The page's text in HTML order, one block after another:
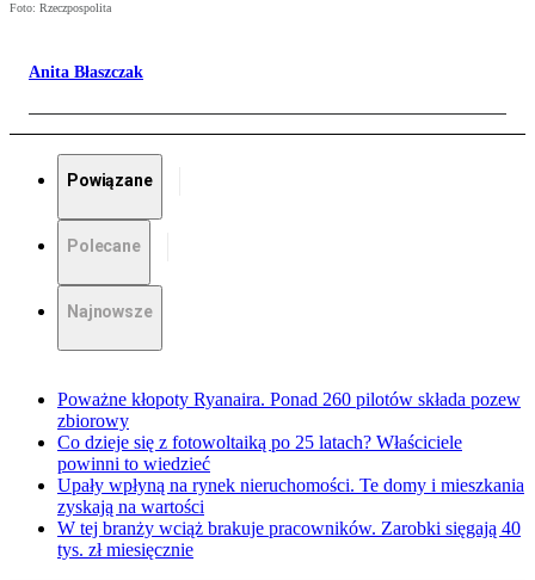
Foto: Rzeczpospolita
Anita Błaszczak
Powiązane
Polecane
Najnowsze
Poważne kłopoty Ryanaira. Ponad 260 pilotów składa pozew
zbiorowy
Co dzieje się z fotowoltaiką po 25 latach? Właściciele
powinni to wiedzieć
Upały wpłyną na rynek nieruchomości. Te domy i mieszkania
zyskają na wartości
W tej branży wciąż brakuje pracowników. Zarobki sięgają 40
tys. zł miesięcznie